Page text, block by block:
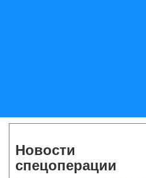
Новости
спецоперации